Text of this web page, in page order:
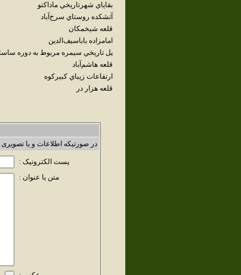
بقاياي شهرتاريخي‌ ماداکتو
آتشکده‌ روستاي سرخ‌آباد
قلعه شيخمکان
امامزاده‌ باباسيف‌الدين
پل تاريخي سيمره مربوط‌ به‌ دوره‌
قلعه‌ هاشم‌آباد
ارتفاعات‌ زيباي‌ کبيرکوه
قلعه هزار در
در صورتیکه اطلاعات و یا
پست الکترونیک :
متن یا عنوان :